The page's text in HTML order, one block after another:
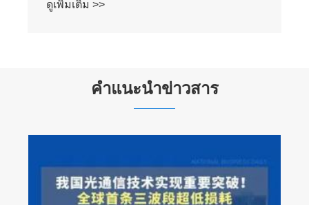
ดูเพิ่มเติม >>
คำแนะนำข่าวสาร